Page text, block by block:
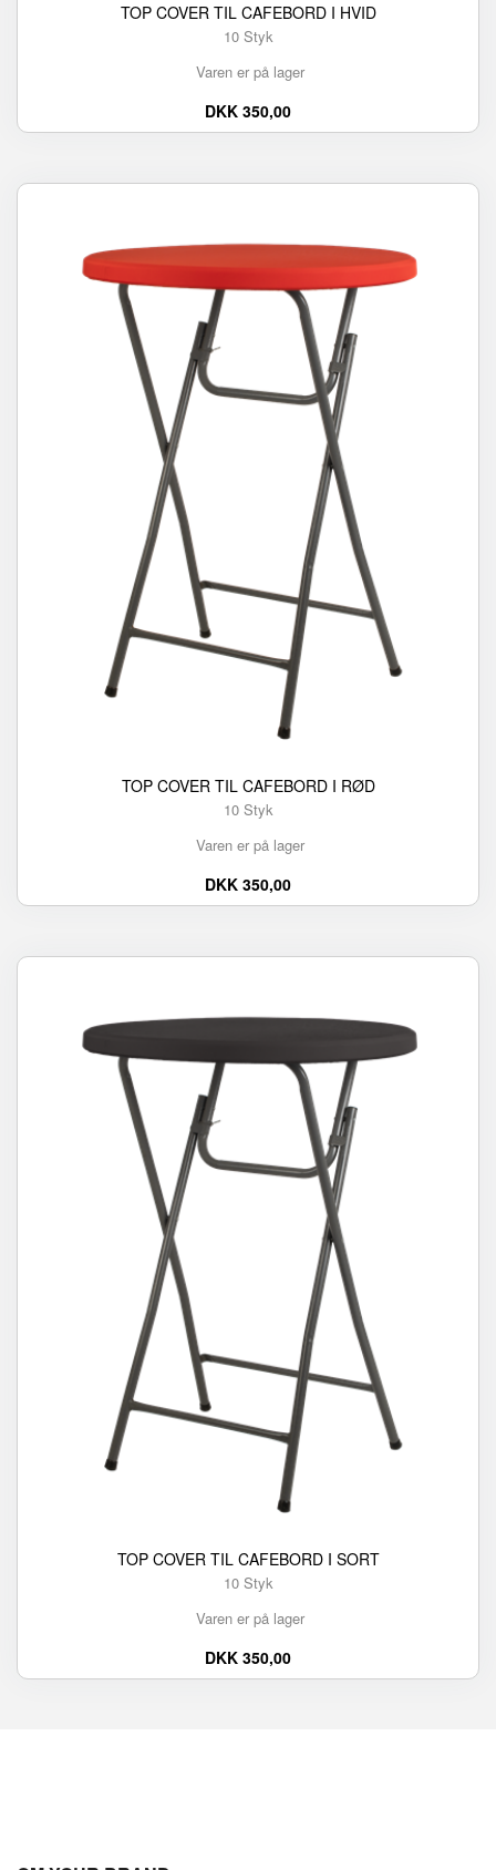
TOP COVER TIL CAFEBORD I HVID
10 Styk
Varen er på lager
DKK 350,00
TOP COVER TIL CAFEBORD I RØD
10 Styk
Varen er på lager
DKK 350,00
TOP COVER TIL CAFEBORD I SORT
10 Styk
Varen er på lager
DKK 350,00